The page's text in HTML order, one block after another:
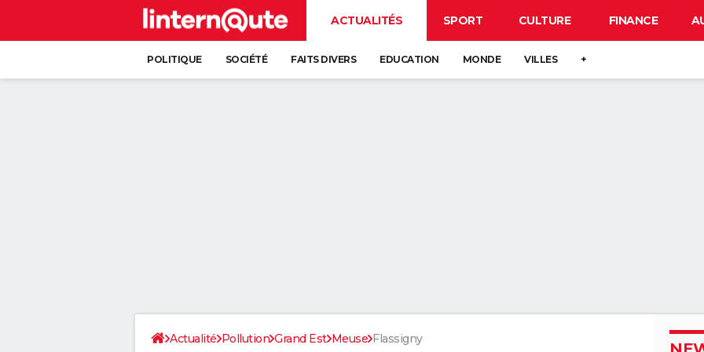
ACTUALITÉS SPORT CULTURE FINANCE
POLITIQUE SOCIÉTÉ FAITS DIVERS EDUCATION MONDE VILLES +
Actualité Pollution Grand Est Meuse Flassigny